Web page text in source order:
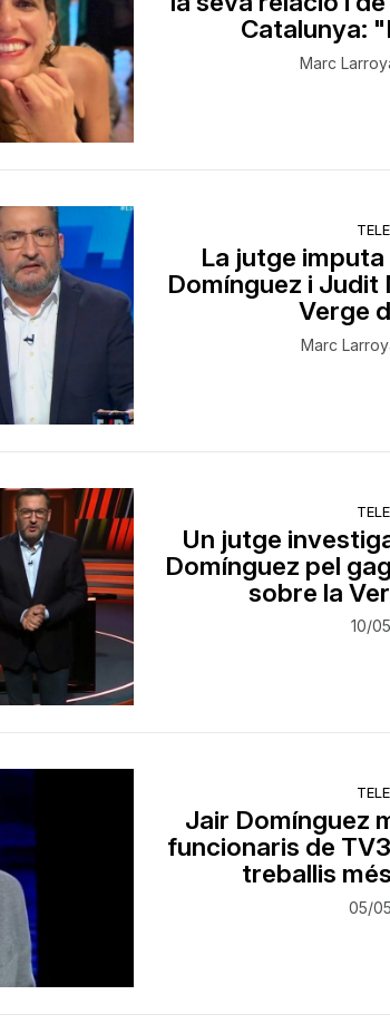
Catalunya:
Marc
La jutge imputa
Domínguez i Judit
Verge
Marc
Un jutge
Domínguez pel
sobre la
10/
Jair Domínguez
funcionaris de
treballis
05/